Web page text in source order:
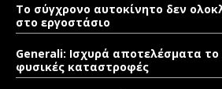
Το σύγχρονο αυτοκίνητο δεν
στο εργοστάσιο
Generali: Ισχυρά αποτελέσματα το
φυσικές καταστροφές